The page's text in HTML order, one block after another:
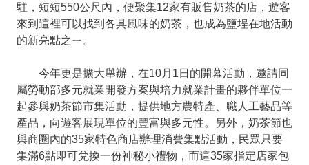
駐，短短550公尺內，便聚集12家有販售奶茶的店，遊客
來到這裡可以找到各具風味的奶茶，也成為鹽埕在地活動
的新亮點之ㄧ。
今年更是擴大舉辦，在10月1日的開幕活動，邀請同
屬勞動部多元就業開發方案與培力就業計畫的夥伴單位一
起參與奶茶節市集活動，提供地方農特產、職人工藝品等
產品，向遊客展現單位的豐富與多元性。另外，奶茶節也
與商圈內的35家特色商店辦理消費集點活動，民眾只要
集滿6點即可兌換一份神秘小禮物，而這35家指定店家包